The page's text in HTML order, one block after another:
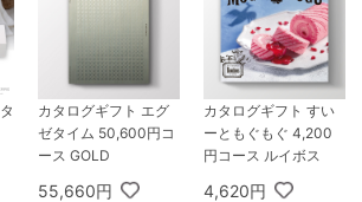
カタログギフト エグ
ゼタイム 50,600円コ
ース GOLD
55,660円
カタログギフト すい
ーともぐもぐ 4,200
円コース ルイボス
4,620円